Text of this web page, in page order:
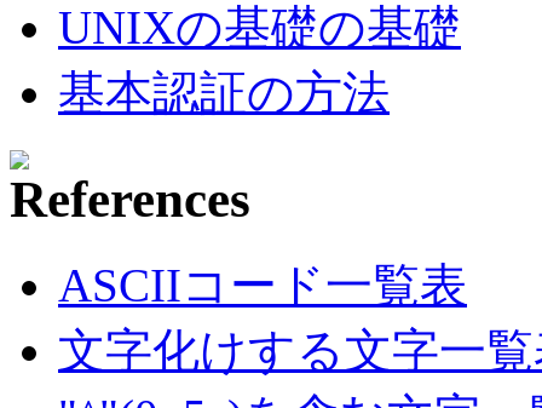
UNIXの基礎の基礎
基本認証の方法
ASCIIコード一覧表
文字化けする文字一